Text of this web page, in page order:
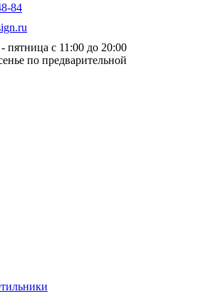
84
пятница с 11:00 до 20:00
по предварительной